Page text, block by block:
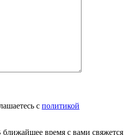
с политикой
время с вами свяжется